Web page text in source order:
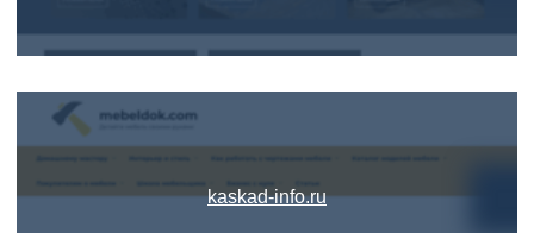
kaskad-info.ru